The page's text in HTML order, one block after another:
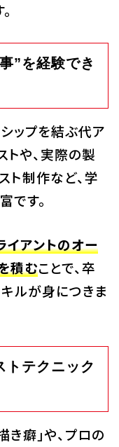
”を経験でき
ップを結ぶ代ア
トや、実際の製
ト制作など、学
です。
イアントのオー
積むことで、卒
ルが身につきま
トテクニック
癖」や、プロの